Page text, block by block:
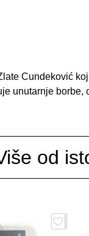
Cundeković
unutarnje
od